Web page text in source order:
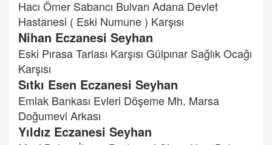
Hacı Ömer Sabancı Bulvarı Adana Devlet
Hastanesi ( Eski Numune ) Karşısı
Nihan Eczanesi Seyhan
Eski Pırasa Tarlası Karşısı Gülpınar Sağlık Ocağı
Karşısı
Sıtkı Esen Eczanesi Seyhan
Emlak Bankası Evleri Döşeme Mh. Marsa
Doğumevi Arkası
Yıldız Eczanesi Seyhan